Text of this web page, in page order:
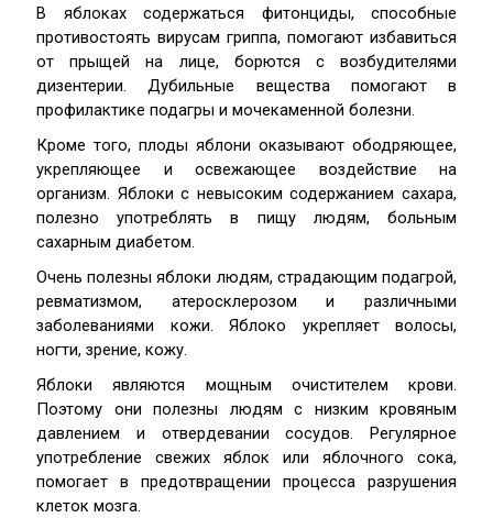
В яблоках содержаться фитонциды, способные
противостоять вирусам гриппа, помогают избавиться
от прыщей на лице, борются с возбудителями
дизентерии. Дубильные вещества помогают в
профилактике подагры и мочекаменной болезни.
Кроме того, плоды яблони оказывают ободряющее,
укрепляющее и освежающее воздействие на
организм. Яблоки с невысоким содержанием сахара,
полезно употреблять в пищу людям, больным
сахарным диабетом.
Очень полезны яблоки людям, страдающим подагрой,
ревматизмом, атеросклерозом и различными
заболеваниями кожи. Яблоко укрепляет волосы,
ногти, зрение, кожу.
Яблоки являются мощным очистителем крови.
Поэтому они полезны людям с низким кровяным
давлением и отвердевании сосудов. Регулярное
употребление свежих яблок или яблочного сока,
помогает в предотвращении процесса разрушения
клеток мозга.